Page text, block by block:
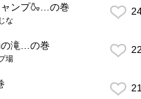
ンプ🍶…の巻
な
の滝…の巻
場